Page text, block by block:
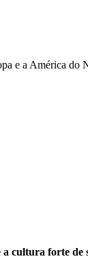
e a América do
a cultura forte de